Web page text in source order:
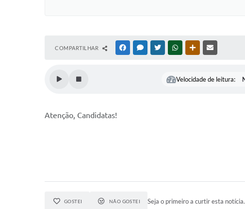
COMPARTILHAR FACEBOOKMESSENGER
TWITTERWHATSAPPOUTRAS MÍDIAS
Velocidade de leitura:
Atenção, Candidatas!
GOSTEI NÃO GOSTEI Seja o primeiro a curtir esta notícia.